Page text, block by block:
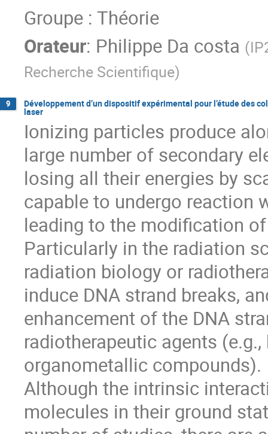
Groupe : Théorie
Orateur: Philippe Da costa (
Recherche Scientifique)
9 Développement d’un dispositif expérimental pour l’étude des
laser
Ionizing particles produce
large number of secondary
losing all their energies by
capable to undergo reaction
leading to the modification
Particularly in the radiation
radiation biology or
induce DNA strand breaks,
enhancement of the DNA
radiotherapeutic agents
organometallic compounds).
Although the intrinsic
molecules in their ground